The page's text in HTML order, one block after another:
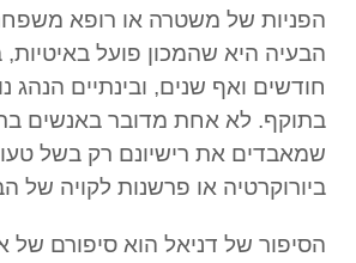
הפניות של משטרה או רופא
הבעיה היא שהמכון פועל
חודשים ואף שנים, ובינתיים הנהג
בתוקף. לא אחת מדובר באנשים
שמאבדים את רישיונם רק בשל
ביורוקרטיה או פרשנות לקויה של
הסיפור של דניאל הוא סיפורם של